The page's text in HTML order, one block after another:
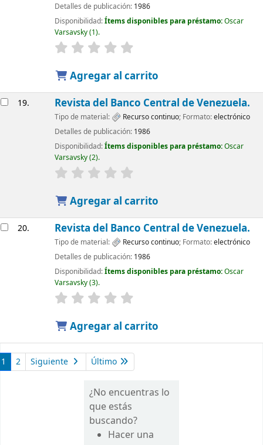
Detalles de publicación: 1986
Disponibilidad:Ítems disponibles para préstamo:Oscar
Varsavsky(1).
Agregar al carrito
19. Revista del Banco Central de Venezuela.
Tipo de material: Recurso continuo; Formato:electrónico
Detalles de publicación: 1986
Disponibilidad:Ítems disponibles para préstamo:Oscar
Varsavsky(2).
Agregar al carrito
20. Revista del Banco Central de Venezuela.
Tipo de material: Recurso continuo; Formato:electrónico
Detalles de publicación: 1986
Disponibilidad:Ítems disponibles para préstamo:Oscar
Varsavsky(3).
Agregar al carrito
1 2 Siguiente Último
¿No encuentras lo
que estás
buscando?
Hacer una